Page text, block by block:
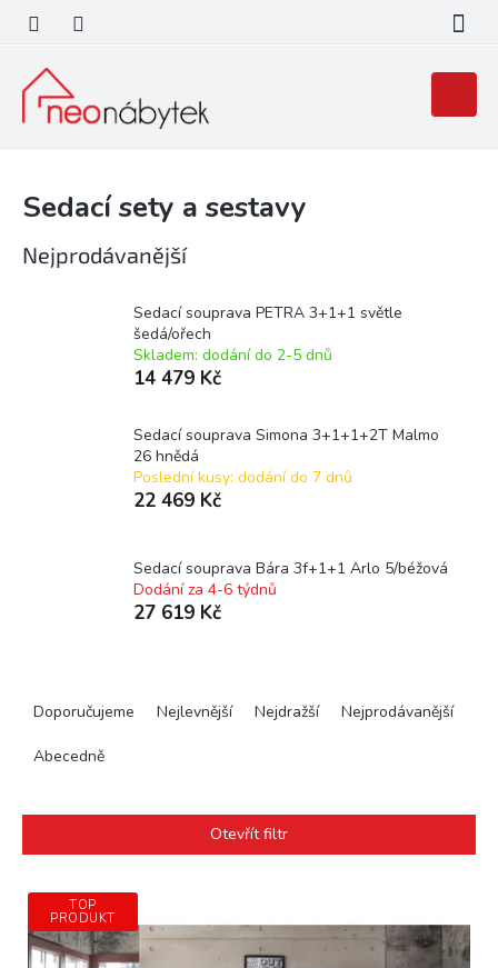
obsah
košík
Sedací sety a sestavy
Nejprodávanější
Sedací souprava PETRA 3+1+1 světle
šedá/ořech
Skladem: dodání do 2-5 dnů
14 479 Kč
Sedací souprava Simona 3+1+1+2T Malmo
26 hnědá
Poslední kusy: dodání do 7 dnů
22 469 Kč
Sedací souprava Bára 3f+1+1 Arlo 5/béžová
Dodání za 4-6 týdnů
27 619 Kč
r
u
k
Doporučujeme Nejlevnější Nejdražší Nejprodávanější
Abecedně
Otevřít filtr
V
p
TOP
PRODUKT